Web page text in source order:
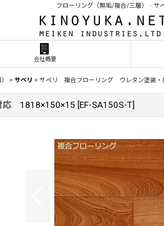
フローリング（無垢/複合/三層）‐サ
会社概要
> サペリ > サペリ 複合フローリング ウレタン塗装
応 1818×150×15 [EF-SA150S-T]